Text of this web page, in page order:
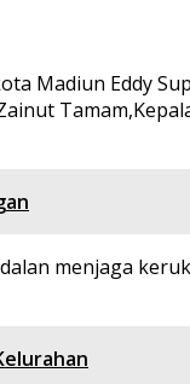
Madiun Eddy
menjaga